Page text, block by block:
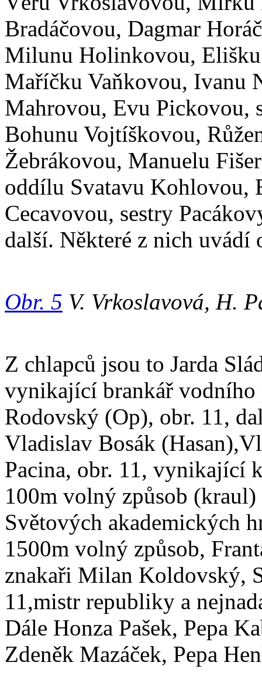
Bradáčovou, Dagmar
Milunu Holinkovou, Elišku
Maříčku Vaňkovou, Ivanu
Mahrovou, Evu Pickovou,
Bohunu Vojtíškovou,
Žebrákovou, Manuelu
oddílu Svatavu
Cecavovou, sestry
další. Některé z nich uvádí
Obr. 5 V. Vrkoslavová, H.
Z chlapců jsou to Jarda
vynikající brankář
Rodovský (Op), obr. 11,
Vladislav Bosák
Pacina, obr. 11, vynikající
100m volný způsob (kraul)
Světových akademických
1500m volný způsob,
znakaři Milan Koldovský,
11,mistr republiky a
Dále Honza Pašek, Pepa
Zdeněk Mazáček, Pepa